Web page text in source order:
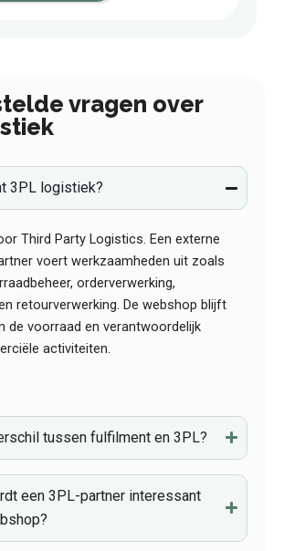
vragen over
3PL logistiek?
Third Party Logistics. Een externe
voert werkzaamheden uit zoals
orderverwerking,
retourverwerking. De webshop blijft
de voorraad en verantwoordelijk
activiteiten.
tussen fulfilment en 3PL?
een 3PL-partner interessant